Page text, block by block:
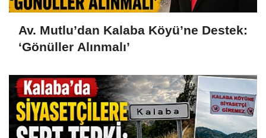
Av. Mutlu’dan Kalaba Köyü’ne Destek:
‘Gönüller Alınmalı’